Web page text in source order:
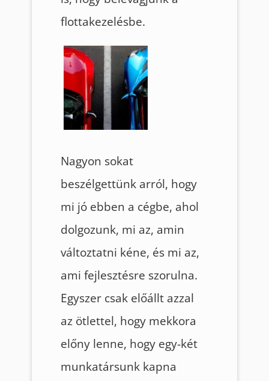
flottakezelésbe.
Nagyon sokat
beszélgettünk arról, hogy
mi jó ebben a cégbe, ahol
dolgozunk, mi az, amin
változtatni kéne, és mi az,
ami fejlesztésre szorulna.
Egyszer csak előállt azzal
az ötlettel, hogy mekkora
előny lenne, hogy egy-két
munkatársunk kapna